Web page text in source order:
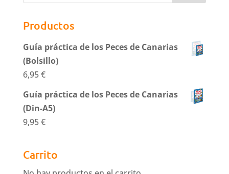
Productos
Guía práctica de los Peces de Canarias
(Bolsillo)
6,95€
Guía práctica de los Peces de Canarias
(Din-A5)
9,95€
Carrito